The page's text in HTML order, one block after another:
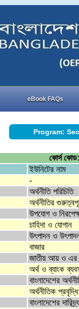
eBook FAQs
Program:
কোর্স
ইউনিটের নাম
-
অর্থনীতি পরিচিতি
অর্থনীতির
উপযোগ ও
চাহিদা ও যোগান
উৎপাদন ও
বাজার
জাতীয় আয় ও এর
অর্থ ও ব্যাংক
বাংলাদেশের
অর্থনীতিক
বাংলাদেশের